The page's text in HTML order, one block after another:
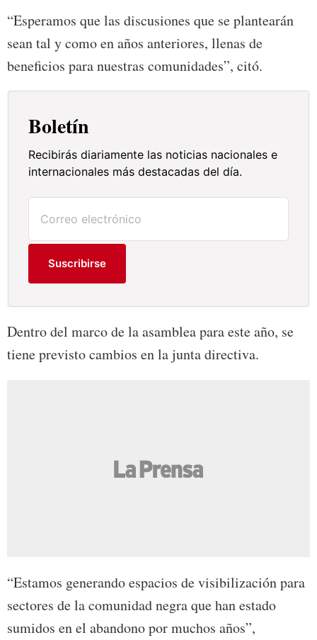
“Esperamos que las discusiones que se plantearán
sean tal y como en años anteriores, llenas de
beneficios para nuestras comunidades”, citó.
Boletín
Recibirás diariamente las noticias nacionales e
internacionales más destacadas del día.
Suscribirse
Dentro del marco de la asamblea para este año, se
tiene previsto cambios en la junta directiva.
“Estamos generando espacios de visibilización para
sectores de la comunidad negra que han estado
sumidos en el abandono por muchos años”,